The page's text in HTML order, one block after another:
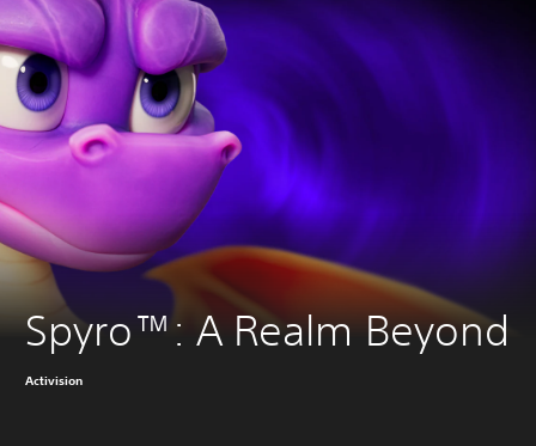
Spyro™: A Realm Beyond
Activision